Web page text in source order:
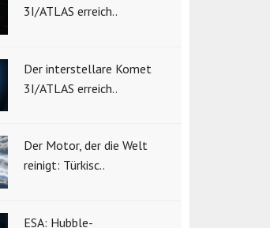
3I/ATLAS erreich..
Der interstellare Komet
3I/ATLAS erreich..
Der Motor, der die Welt
reinigt: Türkisc..
ESA: Hubble-